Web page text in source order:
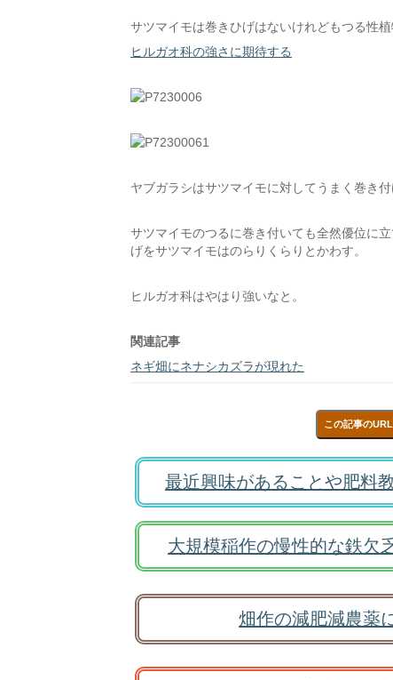
サツマイモは巻きひげはないけれどもつる性
ヒルガオ科の強さに期待する
ヤブガラシはサツマイモに対してうまく巻き付
サツマイモのつるに巻き付いても全然優位に
げをサツマイモはのらりくらりとかわす。
ヒルガオ科はやはり強いなと。
関連記事
ネギ畑にネナシカズラが現れた
この記事の
最近興味があることや肥料
大規模稲作の慢性的な鉄欠
畑作の減肥減農薬